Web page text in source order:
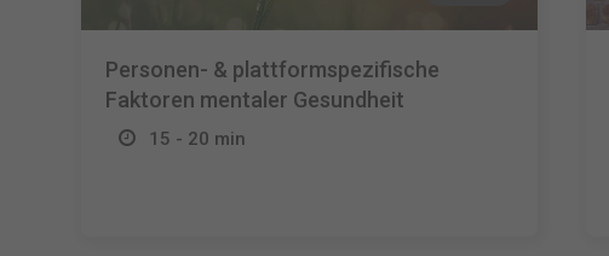
Personen- & plattformspezifische
Faktoren mentaler Gesundheit
15 - 20 min